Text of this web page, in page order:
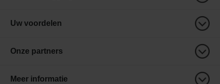
Uw voordelen
Onze partners
Meer informatie